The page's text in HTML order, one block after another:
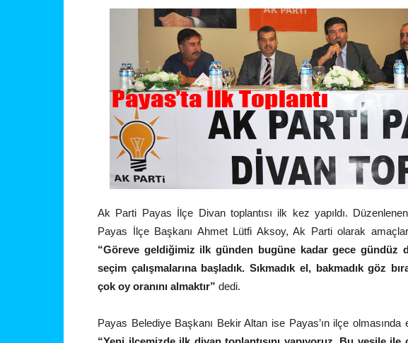
Ak Parti Payas İlçe Divan toplantısı ilk kez yapıldı. Düzenlenen
Payas İlçe Başkanı Ahmet Lütfi Aksoy, Ak Parti olarak
“Göreve geldiğimiz ilk günden bugüne kadar gece gündüz
seçim çalışmalarına başladık. Sıkmadık el, bakmadık göz
çok oy oranını almaktır” dedi.
Payas Belediye Başkanı Bekir Altan ise Payas’ın ilçe